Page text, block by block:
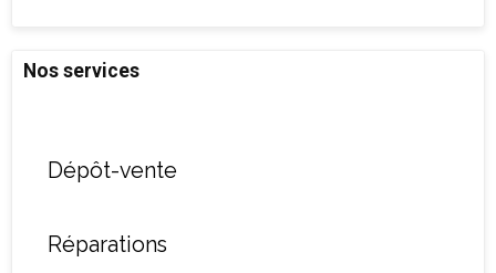
Nos services
Dépôt-vente
Réparations